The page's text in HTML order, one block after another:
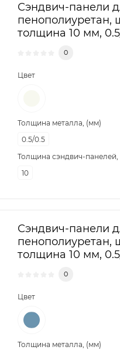
Сэндвич-панели
пенополиуретан,
толщина 10 мм,
Цвет
Толщина металла, (мм)
0.5/0.5
Толщина сэндвич-панелей,
10
0
Сэндвич-панели
пенополиуретан,
толщина 10 мм,
Цвет
Толщина металла, (мм)
0